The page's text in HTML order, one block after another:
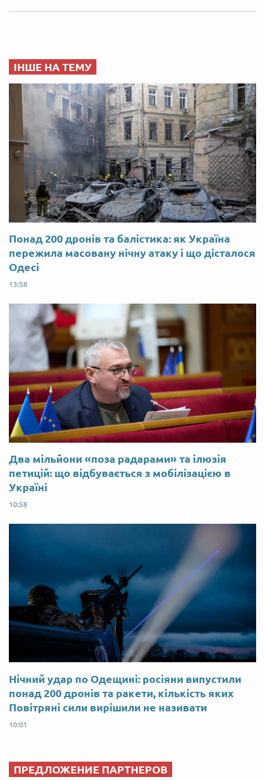
ІНШЕ НА ТЕМУ
Понад 200 дронів та балістика: як Україна
пережила масовану нічну атаку і що дісталося
Одесі
13:58
Два мільйони «поза радарами» та ілюзія
петицій: що відбувається з мобілізацією в
Україні
10:58
Нічний удар по Одещині: росіяни випустили
понад 200 дронів та ракети, кількість яких
Повітряні сили вирішили не називати
10:01
ПРЕДЛОЖЕНИЕ ПАРТНЕРОВ